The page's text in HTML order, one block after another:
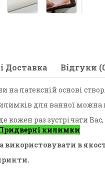
Доставка Відгуки
латексній основі
для ванної можна
кожен раз зустрічати
килимки
в